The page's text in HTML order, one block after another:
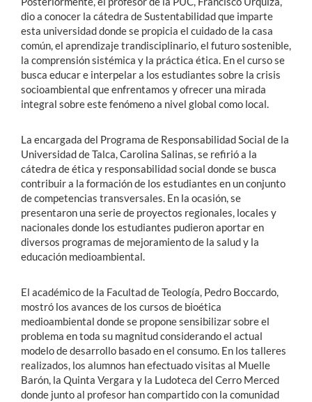
dio a conocer la cátedra de Sustentabilidad que imparte
esta universidad donde se propicia el cuidado de la casa
común, el aprendizaje trandisciplinario, el futuro sostenible,
la comprensión sistémica y la práctica ética. En el curso se
busca educar e interpelar a los estudiantes sobre la crisis
socioambiental que enfrentamos y ofrecer una mirada
integral sobre este fenómeno a nivel global como local.
La encargada del Programa de Responsabilidad Social de la
Universidad de Talca, Carolina Salinas, se refirió a la
cátedra de ética y responsabilidad social donde se busca
contribuir a la formación de los estudiantes en un conjunto
de competencias transversales. En la ocasión, se
presentaron una serie de proyectos regionales, locales y
nacionales donde los estudiantes pudieron aportar en
diversos programas de mejoramiento de la salud y la
educación medioambiental.
El académico de la Facultad de Teología, Pedro Boccardo,
mostró los avances de los cursos de bioética
medioambiental donde se propone sensibilizar sobre el
problema en toda su magnitud considerando el actual
modelo de desarrollo basado en el consumo. En los talleres
realizados, los alumnos han efectuado visitas al Muelle
Barón, la Quinta Vergara y la Ludoteca del Cerro Merced
donde junto al profesor han compartido con la comunidad